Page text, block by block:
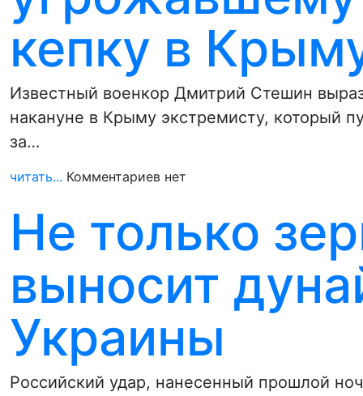
кепку в
Известный военкор Дмитрий Стешин
накануне в Крыму экстремисту, который
за…
читать... Комментариев нет
Не только
выносит
Украины
Российский удар, нанесенный прошлой